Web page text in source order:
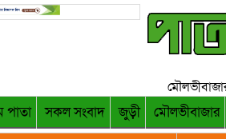
পাতা সকল সংবাদ জুড়ী মৌলভীবাজার